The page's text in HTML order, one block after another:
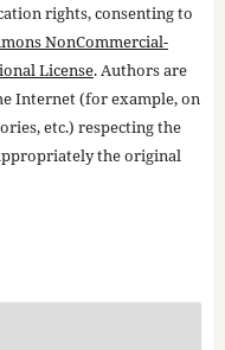
rights, consenting to
NonCommercial-
License. Authors are
Internet (for example, on
etc.) respecting the
the original